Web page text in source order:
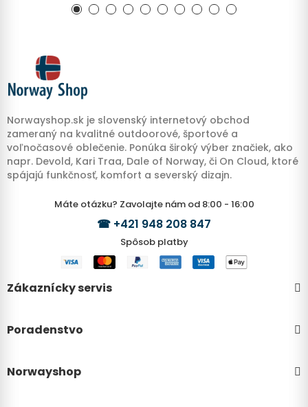
Norwayshop.sk je slovenský internetový obchod
zameraný na kvalitné outdoorové, športové a
voľnočasové oblečenie. Ponúka široký výber značiek, ako
napr. Devold, Kari Traa, Dale of Norway, či On Cloud, ktoré
spájajú funkčnosť, komfort a severský dizajn.
Máte otázku? Zavolajte nám od 8:00 - 16:00
☎ +421 948 208 847
Spôsob platby
Zákaznícky servis
Poradenstvo
Norwayshop